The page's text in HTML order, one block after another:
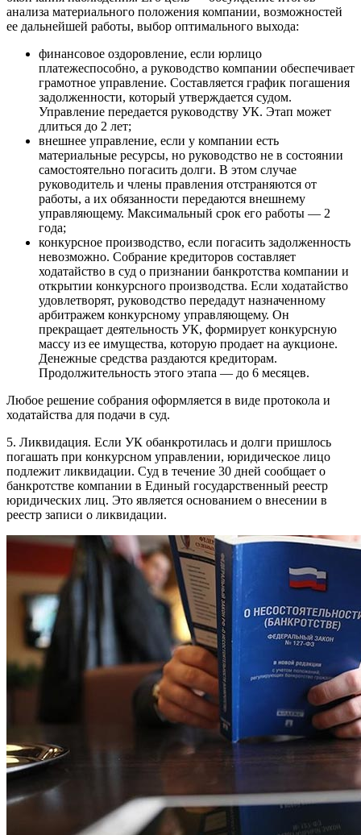
анализа материального положения компании, возможностей
ее дальнейшей работы, выбор оптимального выхода:
финансовое оздоровление, если юрлицо
платежеспособно, а руководство компании обеспечивает
грамотное управление. Составляется график погашения
задолженности, который утверждается судом.
Управление передается руководству УК. Этап может
длиться до 2 лет;
внешнее управление, если у компании есть
материальные ресурсы, но руководство не в состоянии
самостоятельно погасить долги. В этом случае
руководитель и члены правления отстраняются от
работы, а их обязанности передаются внешнему
управляющему. Максимальный срок его работы — 2
года;
конкурсное производство, если погасить задолженность
невозможно. Собрание кредиторов составляет
ходатайство в суд о признании банкротства компании и
открытии конкурсного производства. Если ходатайство
удовлетворят, руководство передадут назначенному
арбитражем конкурсному управляющему. Он
прекращает деятельность УК, формирует конкурсную
массу из ее имущества, которую продает на аукционе.
Денежные средства раздаются кредиторам.
Продолжительность этого этапа — до 6 месяцев.
Любое решение собрания оформляется в виде протокола и
ходатайства для подачи в суд.
5. Ликвидация. Если УК обанкротилась и долги пришлось
погашать при конкурсном управлении, юридическое лицо
подлежит ликвидации. Суд в течение 30 дней сообщает о
банкротстве компании в Единый государственный реестр
юридических лиц. Это является основанием о внесении в
реестр записи о ликвидации.